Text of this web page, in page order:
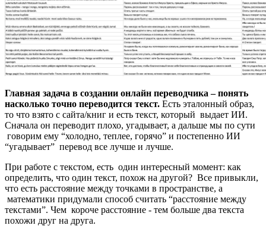
Главная задача в создании онлайн переводчика – понять
насколько точно переводится текст. Есть эталонный образ,
то что взято с сайта/книг и есть текст, который выдает ИИ.
Сначала он переводит плохо, угадывает, а дальше мы по сути
говорим ему “холодно, теплее, горячо” и постепенно ИИ
“угадывает” перевод все лучше и лучше.
При работе с текстом, есть один интересный момент: как
определить, что один текст, похож на другой? Все привыкли,
что есть расстояние между точками в пространстве, а
математики придумали способ считать “расстояние между
текстами”. Чем короче расстояние - тем больше два текста
похожи друг на друга.